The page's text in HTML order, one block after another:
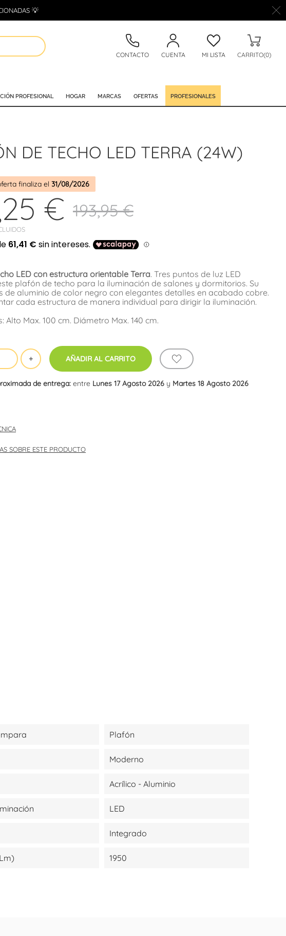
💡
CONTACTO CUENTA MI LISTA CARRITO(0)
PROFESIONAL HOGAR MARCAS OFERTAS PROFESIONALES
DE TECHO LED TERRA (24W)
finaliza el 31/08/2026
€ 193,95 €
LED con estructura orientable Terra. Tres puntos de luz LED
plafón de techo para la iluminación de salones y dormitorios. Su
de aluminio de color negro con elegantes detalles en acabado cobre.
cada estructura de manera individual para dirigir la iluminación.
Alto Max. 100 cm. Diámetro Max. 140 cm.
AÑADIR AL CARRITO
de entrega: entre Lunes 17 Agosto 2026 y Martes 18 Agosto 2026
SOBRE ESTE PRODUCTO
Plafón
Moderno
Acrílico - Aluminio
LED
Integrado
1950